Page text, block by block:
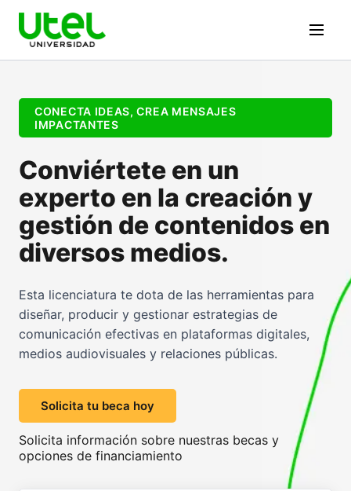
CONECTA IDEAS, CREA MENSAJES
IMPACTANTES
Conviértete en un
experto en la creación y
gestión de contenidos en
diversos medios.
Esta licenciatura te dota de las herramientas para
diseñar, producir y gestionar estrategias de
comunicación efectivas en plataformas digitales,
medios audiovisuales y relaciones públicas.
Solicita tu beca hoy
Solicita información sobre nuestras becas y
opciones de financiamiento